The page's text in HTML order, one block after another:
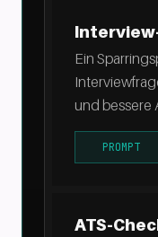
Ein
und bessere
PROMPT
ATS-